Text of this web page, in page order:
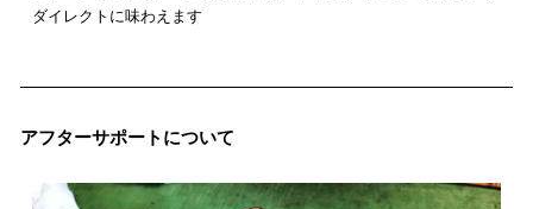
ダイレクトに味わえます
アフターサポートについて